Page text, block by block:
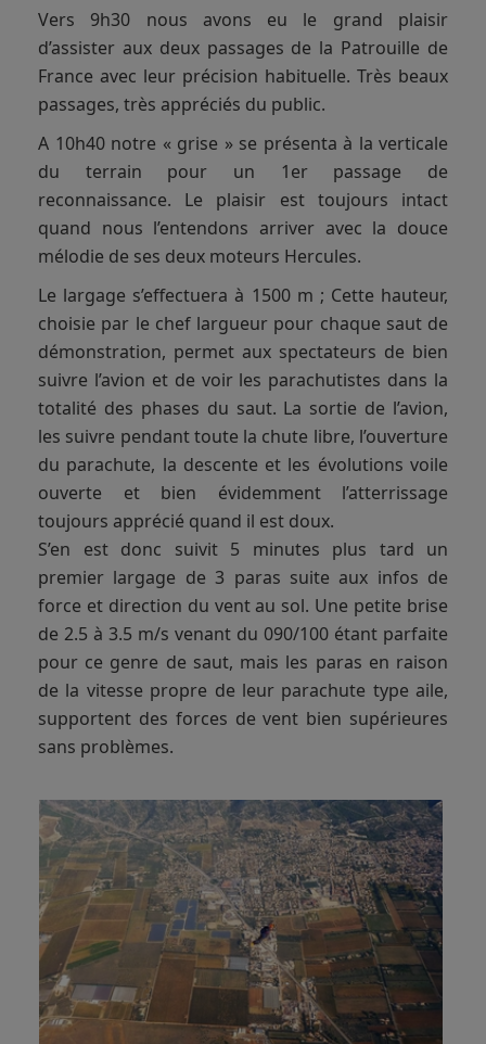
Vers 9h30 nous avons eu le grand plaisir
d’assister aux deux passages de la Patrouille de
France avec leur précision habituelle. Très beaux
passages, très appréciés du public.
A 10h40 notre « grise » se présenta à la verticale
du terrain pour un 1er passage de
reconnaissance. Le plaisir est toujours intact
quand nous l’entendons arriver avec la douce
mélodie de ses deux moteurs Hercules.
Le largage s’effectuera à 1500 m ; Cette hauteur,
choisie par le chef largueur pour chaque saut de
démonstration, permet aux spectateurs de bien
suivre l’avion et de voir les parachutistes dans la
totalité des phases du saut. La sortie de l’avion,
les suivre pendant toute la chute libre, l’ouverture
du parachute, la descente et les évolutions voile
ouverte et bien évidemment l’atterrissage
toujours apprécié quand il est doux.
S’en est donc suivit 5 minutes plus tard un
premier largage de 3 paras suite aux infos de
force et direction du vent au sol. Une petite brise
de 2.5 à 3.5 m/s venant du 090/100 étant parfaite
pour ce genre de saut, mais les paras en raison
de la vitesse propre de leur parachute type aile,
supportent des forces de vent bien supérieures
sans problèmes.